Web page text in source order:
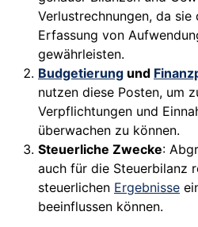
Verlustrechnungen, da
Erfassung von
gewährleisten.
Budgetierung und
nutzen diese Posten, um
Verpflichtungen und
überwachen zu können.
Steuerliche Zwecke:
auch für die Steuerbilanz
steuerlichen Ergebnisse
beeinflussen können.